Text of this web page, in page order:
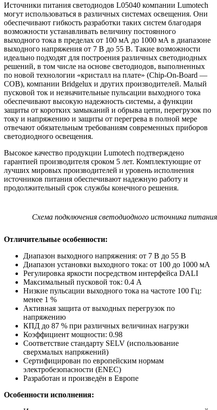
Источники питания светодиодов L05040 компании Lumotech
могут использоваться в различных системах освещения. Они
обеспечивают гибкость разработки таких систем благодаря
возможности устанавливать величину постоянного
выходного тока в пределах от 100 мА до 1000 мА в диапазоне
выходного напряжения от 7 В до 55 В. Такие возможности
идеально подходят для построения различных светодиодных
решений, в том числе на основе светодиодов, выполненных
по новой технологии «кристалл на плате» (Chip-On-Board —
COB), компании Bridgelux и других производителей. Малый
пусковой ток и незначительные пульсации выходного тока
обеспечивают высокую надежность системы, а функции
защиты от коротких замыканий и обрыва цепи, перегрузок по
току и напряжению и защиты от перегрева в полной мере
отвечают обязательным требованиям современных приборов
светодиодного освещения.
Высокое качество продукции Lumotech подтверждено
гарантией производителя сроком 5 лет. Комплектующие от
лучших мировых производителей и уровень исполнения
источников питания обеспечивают надежную работу и
продолжительный срок службы конечного решения.
Схема подключения светодиодного источника
Отличительные особенности:
Диапазон выходного напряжения: от 7 В до 55 В
Диапазон установки выходного тока: от 100 до 1000 мА
Регулировка яркости посредством интерфейса DALI
Максимальный пусковой ток: 0.4 А
Низкие пульсации выходного тока на частоте 100 Гц:
менее 1 %
Активная защита от выходных перегрузок по
напряжению
КПД до 87 % при различных величинах нагрузки
Коэффициент мощности: 0.98
Соответствие стандарту SELV (использование
сверхмалых напряжений)
Сертифицирован по европейским нормам
электробезопасности (ENEC)
Разработан и произведён в Европе
Особенности исполнения: